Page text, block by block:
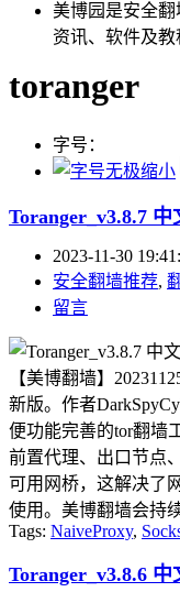
美博园是安全
资讯、软件及教
toranger
字号：
Toranger_v3.8.7 中
2023-11-30
安全翻墙推荐,
留言
【美博翻墙】
新版。作者
便功能完善的tor翻墙
前置代理、出口节点
可用网桥，这解决了
使用。美博翻墙会持
Tags: NaiveProxy,
Toranger_v3.8.6 中